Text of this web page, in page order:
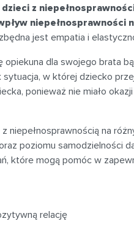
z
niepełnosprawności
jest empatia i
dla swojego brata
w której dziecko
ponieważ nie miało
niepełnosprawnością na
poziomu samodzielności
które mogą pomóc w
relację